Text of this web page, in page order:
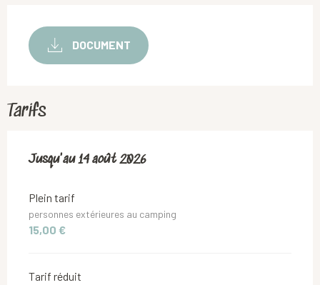
DOCUMENT
Tarifs
Du17 juillet 2026au14 août 2026
Jusqu'au14 août 2026
Plein tarif
personnes extérieures au camping
15,00 €
Tarif réduit